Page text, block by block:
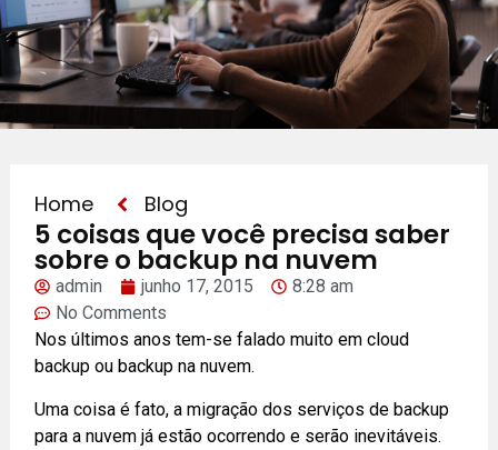
Home Blog
5 coisas que você precisa saber
sobre o backup na nuvem
admin junho 17, 2015
8:28 am
No Comments
Nos últimos anos tem-se falado muito em cloud
backup ou backup na nuvem.
Uma coisa é fato, a migração dos serviços de backup
para a nuvem já estão ocorrendo e serão inevitáveis.